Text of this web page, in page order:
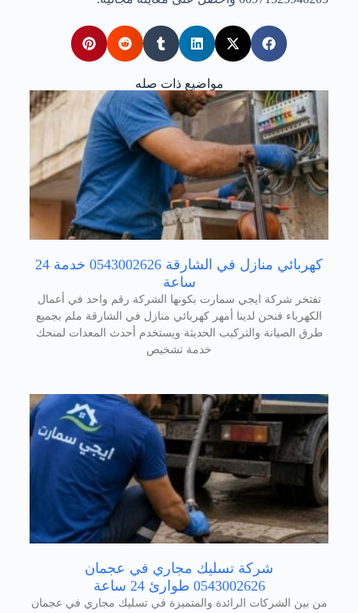
مواضيع ذات صله
كهربائي منازل في الشارقة 0543002626 خدمة 24
ساعة
تفتخر شركة ايجي سمارت بكونها الشركة رقم واحد في أعمال
الكهرباء فنحن لدينا أمهر كهربائي منازل في الشارقة ملم بجميع
طرق الصيانة والتركيب الحديثة ويستخدم أحدث المعدات لمنحك
خدمة تشخيص
شركة تسليك مجاري في عجمان
0543002626 طوارئ 24 ساعة
من بين الشركات الرائدة والمتميزة في تسليك مجاري في عجمان